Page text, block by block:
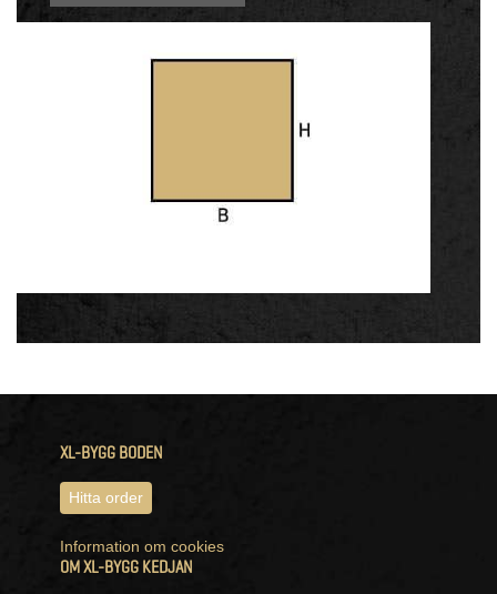
XL-BYGG BODEN
Hitta order
Information om cookies
OM XL-BYGG KEDJAN